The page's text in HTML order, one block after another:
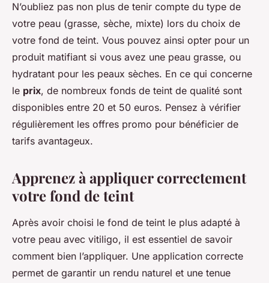
N’oubliez pas non plus de tenir compte du type de
votre peau (grasse, sèche, mixte) lors du choix de
votre fond de teint. Vous pouvez ainsi opter pour un
produit matifiant si vous avez une peau grasse, ou
hydratant pour les peaux sèches. En ce qui concerne
le prix, de nombreux fonds de teint de qualité sont
disponibles entre 20 et 50 euros. Pensez à vérifier
régulièrement les offres promo pour bénéficier de
tarifs avantageux.
Apprenez à appliquer correctement
votre fond de teint
Après avoir choisi le fond de teint le plus adapté à
votre peau avec vitiligo, il est essentiel de savoir
comment bien l’appliquer. Une application correcte
permet de garantir un rendu naturel et une tenue